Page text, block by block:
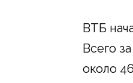
ВТБ
Всего
около